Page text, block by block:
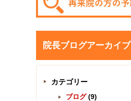
院長ブログアーカイブ
カテゴリー
ブログ(9)